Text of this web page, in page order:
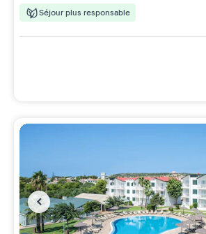
Séjour plus responsable